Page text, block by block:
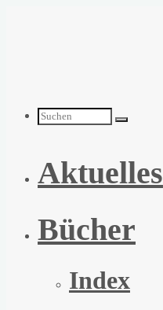
Suchen
nach:
Aktuelles
Bücher
Index